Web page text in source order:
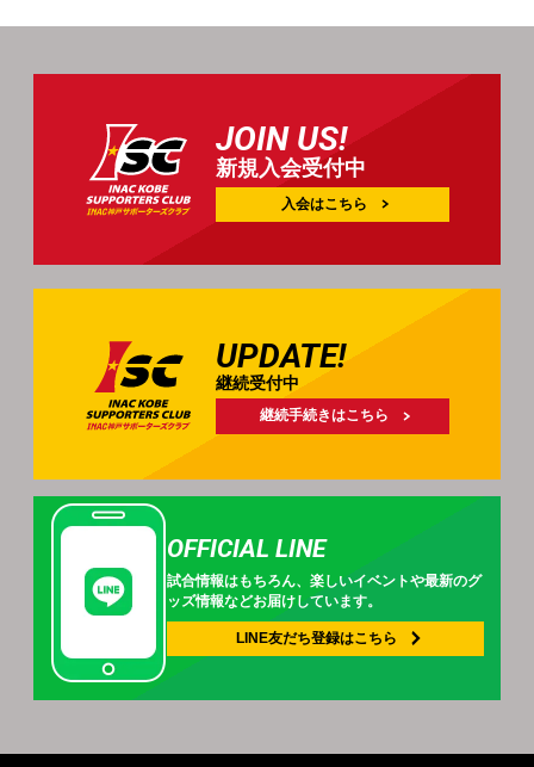
JOIN US!
新規入会受付中
入会はこちら
UPDATE!
継続受付中
継続手続きはこちら
OFFICIAL LINE
試合情報はもちろん、楽しいイベントや最新のグ
ッズ情報などお届けしています。
LINE友だち登録はこちら